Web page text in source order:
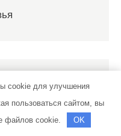
нас
cookie для улучшения
пользоваться сайтом, вы
файлов cookie.
OK